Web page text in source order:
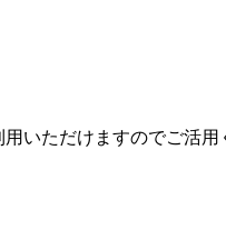
いただけますのでご活用